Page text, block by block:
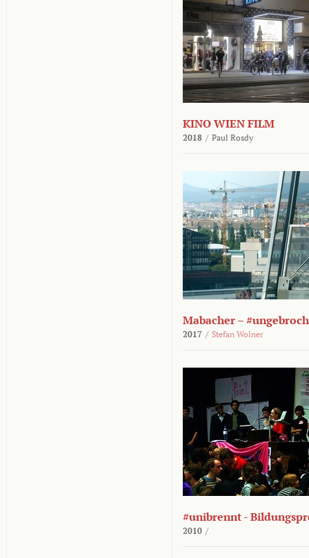
KINO WIEN FILM
2018 / Paul Rosdy
Mabacher –
2017 / Stefan Wolner
#unibrennt -
2010 /